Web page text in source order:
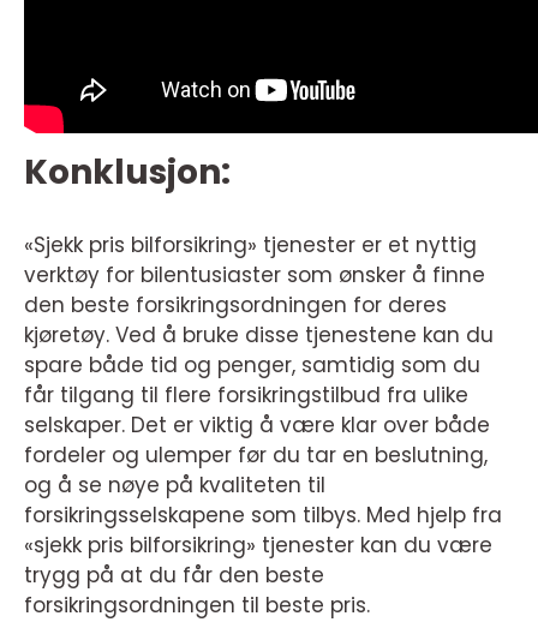
Konklusjon:
«Sjekk pris bilforsikring» tjenester er et nyttig
verktøy for bilentusiaster som ønsker å finne
den beste forsikringsordningen for deres
kjøretøy. Ved å bruke disse tjenestene kan du
spare både tid og penger, samtidig som du
får tilgang til flere forsikringstilbud fra ulike
selskaper. Det er viktig å være klar over både
fordeler og ulemper før du tar en beslutning,
og å se nøye på kvaliteten til
forsikringsselskapene som tilbys. Med hjelp fra
«sjekk pris bilforsikring» tjenester kan du være
trygg på at du får den beste
forsikringsordningen til beste pris.